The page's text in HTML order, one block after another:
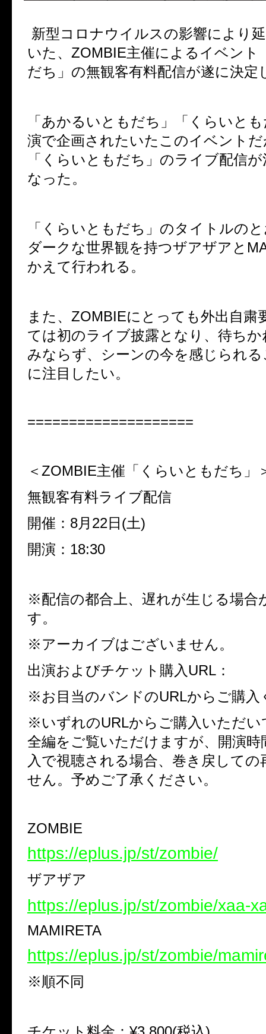
新型コロナウイルスの影響により
いた、ZOMBIE主催によるイベント
だち」の無観客有料配信が遂に決定
「あかるいともだち」「くらいと
演で企画されたいたこのイベント
「くらいともだち」のライブ配信
なった。
「くらいともだち」のタイトルの
ダークな世界観を持つザアザアと
かえて行われる。
また、ZOMBIEにとっても外出自粛
ては初のライブ披露となり、待ち
みならず、シーンの今を感じられ
に注目したい。
====================
＜ZOMBIE主催「くらいともだち」
無観客有料ライブ配信
開催：8月22日(土)
開演：18:30
※配信の都合上、遅れが生じる場合
す。
※アーカイブはございません。
出演およびチケット購入URL：
※お目当のバンドのURLからご購入
※いずれのURLからご購入いただい
全編をご覧いただけますが、開演時
入で視聴される場合、巻き戻しての
せん。予めご了承ください。
ZOMBIE
https://eplus.jp/st/zombie/
ザアザア
https://eplus.jp/st/zombie/xaa-
MAMIRETA
https://eplus.jp/st/zombie/
※順不同